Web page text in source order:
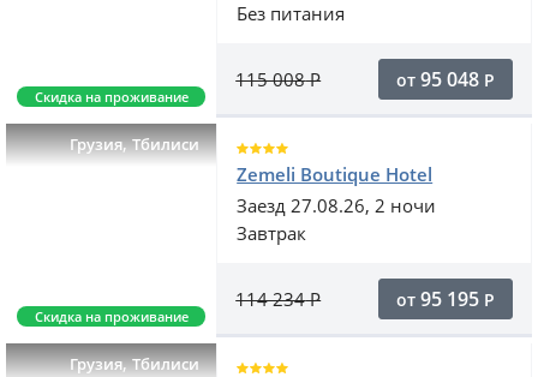
Скидка на проживание
Без питания
115 008Р от 95 048 Р
Грузия,Тбилиси
Скидка на проживание
Zemeli Boutique Hotel
Заезд 27.08.26, 2 ночи
Завтрак
114 234Р от 95 195 Р
Грузия,Тбилиси